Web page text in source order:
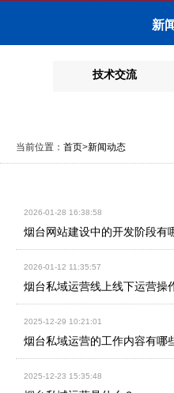
新
技术交流
当前位置： 首页>新闻动态
2026-01-28 16:38:58
烟台网站建设中的开发阶段有
2026-01-12 11:35:57
烟台私域运营线上线下运营操
2025-12-29 10:21:01
烟台私域运营的工作内容有哪
2025-12-23 15:35:48